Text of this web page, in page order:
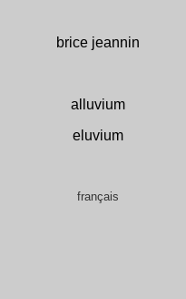
brice jeannin
alluvium
eluvium
français